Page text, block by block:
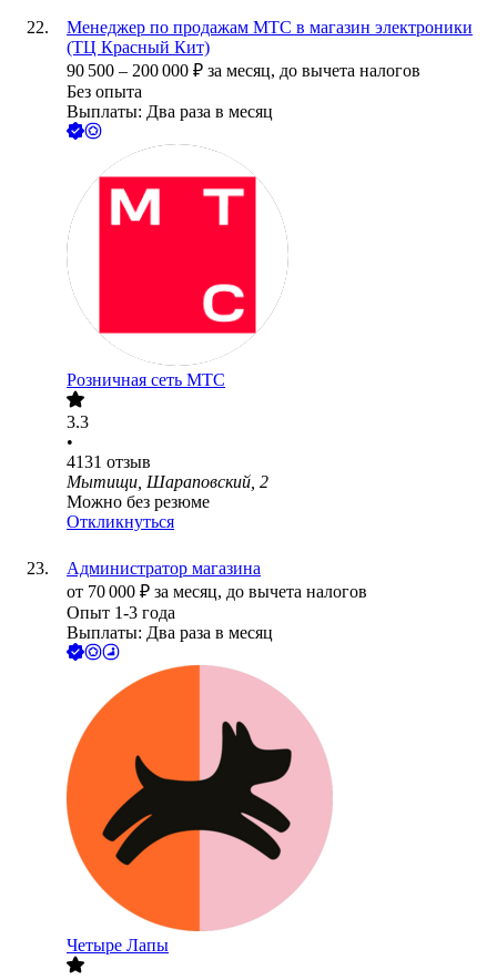
Менеджер по продажам МТС в магазин электроники
(ТЦ Красный Кит)
90 500 – 200 000 ₽ за месяц, до вычета налогов
Без опыта
Выплаты: Два раза в месяц
Розничная сеть МТС
3.3
•
4131 отзыв
Мытищи, Шараповский, 2
Можно без резюме
Откликнуться
Администратор магазина
от 70 000 ₽ за месяц, до вычета налогов
Опыт 1-3 года
Выплаты: Два раза в месяц
Четыре Лапы